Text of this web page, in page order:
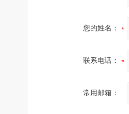
您的姓名：
联系电话：
常用邮箱：